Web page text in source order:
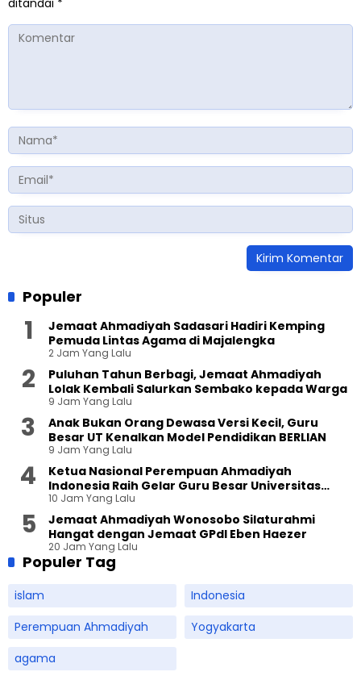
ditandai *
Populer
Jemaat Ahmadiyah Sadasari Hadiri Kemping
Pemuda Lintas Agama di Majalengka
2 Jam Yang Lalu
Puluhan Tahun Berbagi, Jemaat Ahmadiyah
Lolak Kembali Salurkan Sembako kepada Warga
9 Jam Yang Lalu
Anak Bukan Orang Dewasa Versi Kecil, Guru
Besar UT Kenalkan Model Pendidikan BERLIAN
9 Jam Yang Lalu
Ketua Nasional Perempuan Ahmadiyah
Indonesia Raih Gelar Guru Besar Universitas
Terbuka
10 Jam Yang Lalu
Jemaat Ahmadiyah Wonosobo Silaturahmi
Hangat dengan Jemaat GPdI Eben Haezer
20 Jam Yang Lalu
Populer Tag
islam
Indonesia
Perempuan Ahmadiyah
Yogyakarta
agama